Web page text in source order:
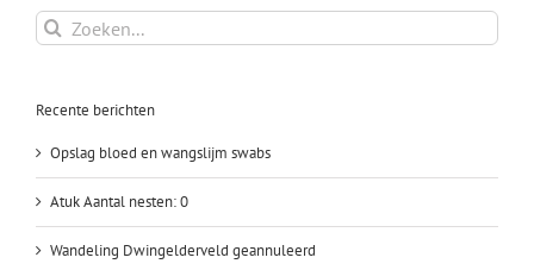
Zoeken
naar:
Recente berichten
Opslag bloed en wangslijm swabs
Atuk Aantal nesten: 0
Wandeling Dwingelderveld geannuleerd